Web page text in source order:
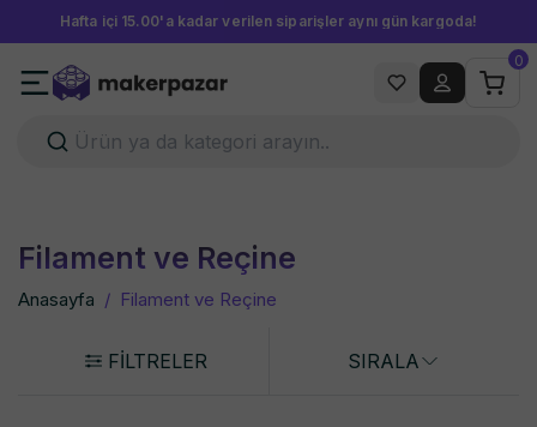
30.000 TL ve Üzeri Alışverişlerde Peşin Fiyatına 3 Taksit!
0
Filament ve Reçine
Anasayfa / Filament ve Reçine
FİLTRELER SIRALA